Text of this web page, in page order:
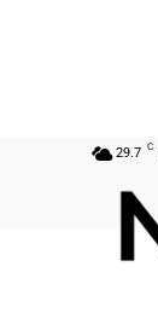
29.7 C